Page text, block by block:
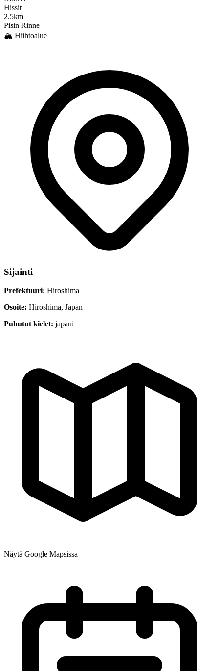
Hissit
2.5km
Pisin Rinne
🏔️ Hiihtoalue
Sijainti
Prefektuuri: Hiroshima
Osoite: Hiroshima, Japan
Puhutut kielet: japani
Näytä Google Mapsissa